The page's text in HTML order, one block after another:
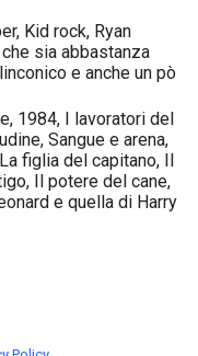
Kid rock, Ryan
sia abbastanza
e anche un pò
1984, I lavoratori del
Sangue e arena,
figlia del capitano, Il
Il potere del cane,
e quella di Harry